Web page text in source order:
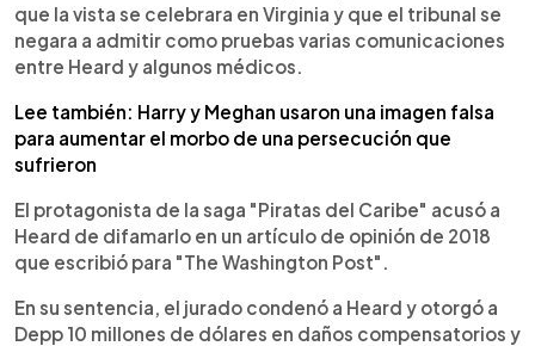
que la vista se celebrara en Virginia y que el tribunal se
negara a admitir como pruebas varias comunicaciones
entre Heard y algunos médicos.
Lee también: Harry y Meghan usaron una imagen falsa
para aumentar el morbo de una persecución que
sufrieron
El protagonista de la saga "Piratas del Caribe" acusó a
Heard de difamarlo en un artículo de opinión de 2018
que escribió para "The Washington Post".
En su sentencia, el jurado condenó a Heard y otorgó a
Depp 10 millones de dólares en daños compensatorios y